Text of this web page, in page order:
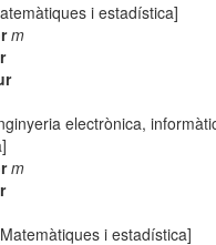
i estadística]
m
electrònica,
m
i estadística]